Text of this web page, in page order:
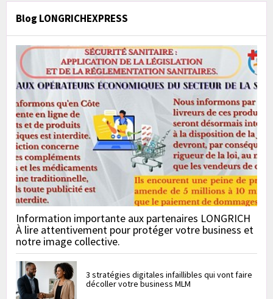
Blog LONGRICHEXPRESS
Information importante aux partenaires LONGRICH
À lire attentivement pour protéger votre business et
notre image collective.
3 stratégies digitales infaillibles qui vont faire
décoller votre business MLM